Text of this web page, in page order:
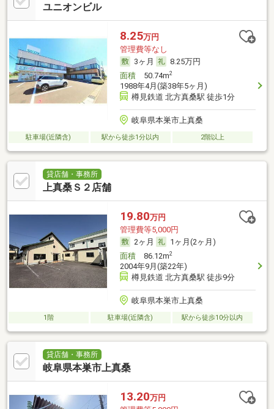
ユニオンビル
8.25万円
管理費等なし
3ヶ月
8.25万円
面積50.74m2
1988年4月(築38年5ヶ月)
樽見鉄道 北方真桑駅 徒歩1分
岐阜県本巣市上真桑
駐車場(近隣含) 駅から徒歩1分以内 2階以上
貸店舗・事務所
上真桑Ｓ２店舗
19.80万円
管理費等5,000円
2ヶ月
1ヶ月(2ヶ月)
面積86.12m2
2004年9月(築22年)
樽見鉄道 北方真桑駅 徒歩9分
岐阜県本巣市上真桑
1階 駐車場(近隣含) 駅から徒歩10分以内
貸店舗・事務所
岐阜県本巣市上真桑
13.20万円